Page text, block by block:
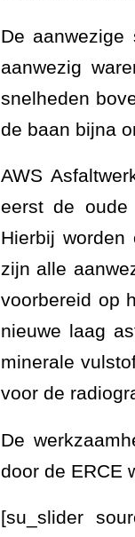
De aanwezige
aanwezig
snelheden
de baan bijna
AWS
eerst de oude
Hierbij
zijn alle
voorbereid op
nieuwe laag
minerale
voor de
De
door de ERCE
[su_slider